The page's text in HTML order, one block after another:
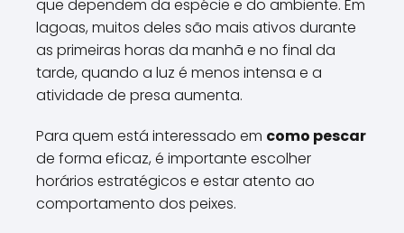
que dependem da espécie e do ambiente. Em
lagoas, muitos deles são mais ativos durante
as primeiras horas da manhã e no final da
tarde, quando a luz é menos intensa e a
atividade de presa aumenta.
Para quem está interessado em como pescar
de forma eficaz, é importante escolher
horários estratégicos e estar atento ao
comportamento dos peixes.